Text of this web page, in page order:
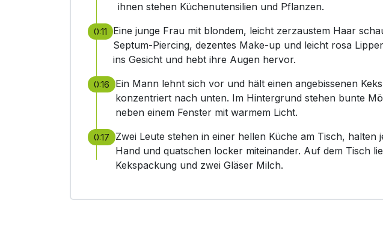
ihnen stehen Küchenutensilien und Pflanzen.
0:11
Eine junge Frau mit blondem, leicht zerzaustem Haar
Septum-Piercing, dezentes Make-up und leicht rosa
ins Gesicht und hebt ihre Augen hervor.
0:16
Ein Mann lehnt sich vor und hält einen angebissenen
konzentriert nach unten. Im Hintergrund stehen bunte
neben einem Fenster mit warmem Licht.
0:17
Zwei Leute stehen in einer hellen Küche am Tisch, halten
Hand und quatschen locker miteinander. Auf dem Tisch
Kekspackung und zwei Gläser Milch.